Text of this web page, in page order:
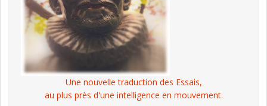
Une nouvelle traduction des Essais,
au plus près d'une intelligence en mouvement.